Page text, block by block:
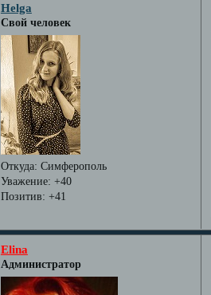
Helga
Свой человек
Откуда: Симферополь
Уважение: +40
Позитив: +41
Elina
Администратор